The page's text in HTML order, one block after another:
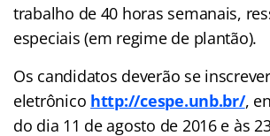
trabalho de 40 horas semanais,
especiais (em regime de plantão).
Os candidatos deverão se
eletrônico http://cespe.unb.br/,
do dia 11 de agosto de 2016 e às